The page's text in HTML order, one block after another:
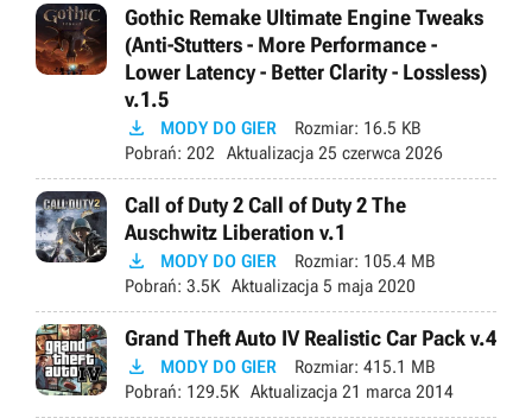
Gothic Remake Ultimate Engine Tweaks
(Anti-Stutters - More Performance -
Lower Latency - Better Clarity - Lossless)
v.1.5
 MODY DO GIER Rozmiar: 16.5 KB
Pobrań: 202 Aktualizacja 25 czerwca 2026
Call of Duty 2 Call of Duty 2 The
Auschwitz Liberation v.1
 MODY DO GIER Rozmiar: 105.4 MB
Pobrań: 3.5K Aktualizacja 5 maja 2020
Grand Theft Auto IV Realistic Car Pack v.4
 MODY DO GIER Rozmiar: 415.1 MB
Pobrań: 129.5K Aktualizacja 21 marca 2014